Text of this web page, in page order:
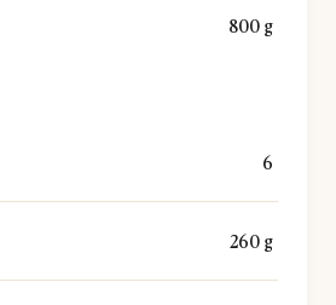
800 g
6
260 g